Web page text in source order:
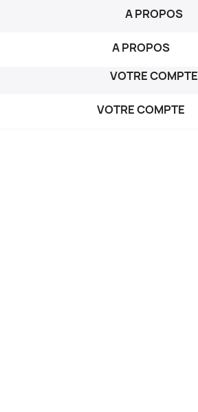
A PROPOS
A PROPOS
VOTRE COMPTE
VOTRE COMPTE